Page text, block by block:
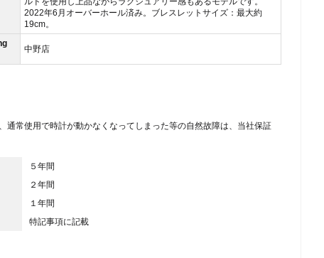
2022年6月オーバーホール済み。ブレスレットサイズ：最大約
19cm。
中野店
通常使用で時計が動かなくなってしまった等の自然故障は、当社保証
５年間
２年間
１年間
特記事項に記載